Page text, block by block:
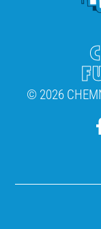
© 2026